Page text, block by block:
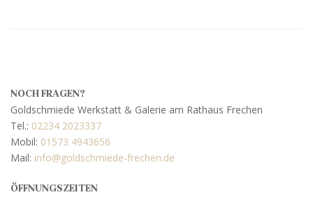
NOCH FRAGEN?
Goldschmiede Werkstatt & Galerie am Rathaus Frechen
Tel.: 02234 2023337
Mobil: 01573 4943656
Mail: info@goldschmiede-frechen.de
ÖFFNUNGSZEITEN